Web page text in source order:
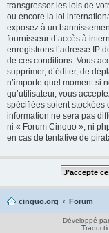
transgresser les lois de
ou encore la loi
exposez à un
fournisseur d’accès à
enregistrons l’adresse IP
de ces conditions. Vous
supprimer, d’éditer, de
n’importe quel moment si
qu’utilisateur, vous
spécifiées soient stockées
information ne sera pas
ni « Forum Cinquo », ni
en cas de tentative de
cinquo.org Forum
Développé par